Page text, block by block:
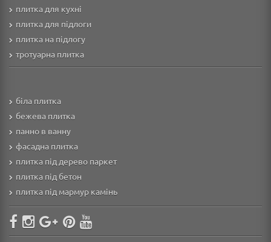
плитка для кухні
плитка для підлоги
плитка на підлогу
тротуарна плитка
біла плитка
бежева плитка
панно в ванну
фасадна плитка
плитка під дерево паркет
плитка під бетон
плитка під мармур камінь